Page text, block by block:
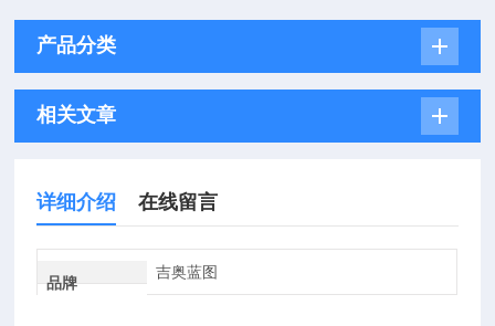
产品分类
相关文章
详细介绍 在线留言
品牌
吉奥蓝图